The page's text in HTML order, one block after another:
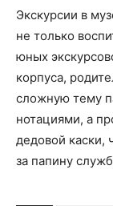
Экскурсии в
не только
юных
корпуса,
сложную тему
нотациями, а
дедовой каски,
за папину